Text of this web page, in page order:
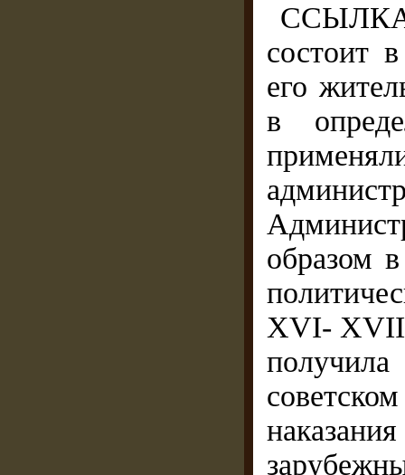
ССЫЛКА
состоит
его
в
образом
XVI- XVII